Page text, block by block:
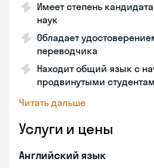
Имеет степень
наук
Обладает
переводчика
Находит общий язык с
продвинутыми
Читать дальше
Услуги и цены
Английский язык